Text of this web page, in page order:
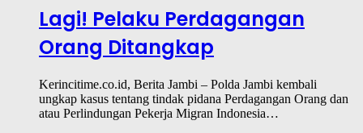
Lagi! Pelaku Perdagangan
Orang Ditangkap
Kerincitime.co.id, Berita Jambi – Polda Jambi kembali
ungkap kasus tentang tindak pidana Perdagangan Orang dan
atau Perlindungan Pekerja Migran Indonesia…